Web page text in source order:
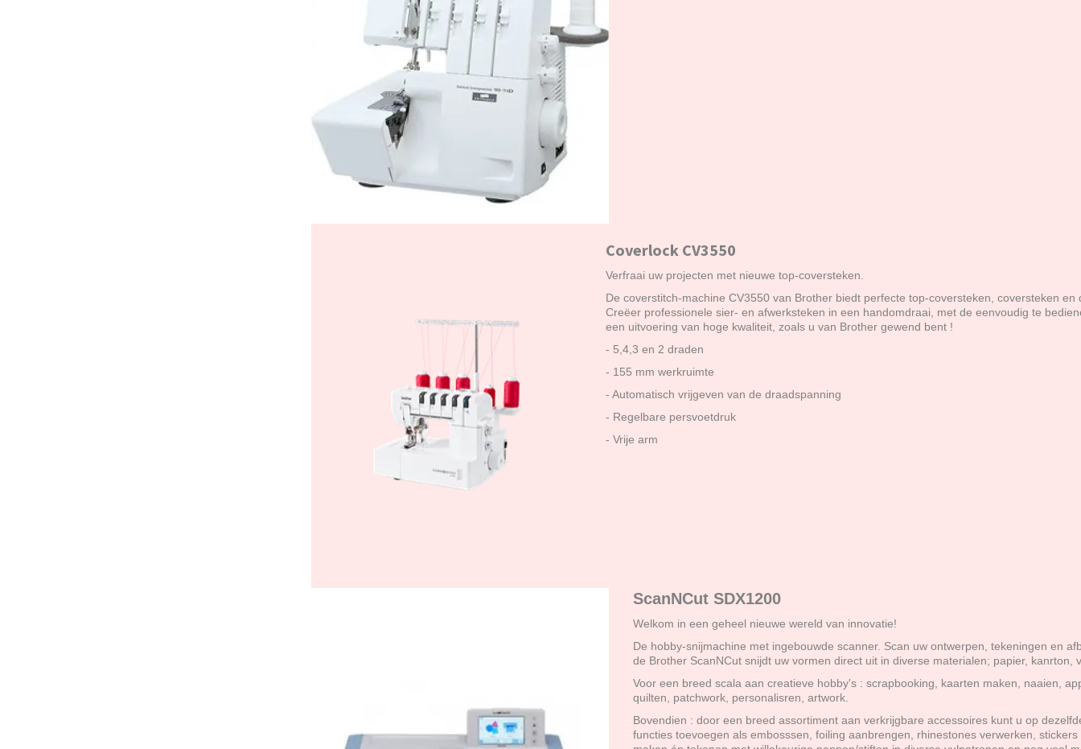
Coverlock CV3550
Verfraai uw projecten met nieuwe top-coversteken.
De coverstitch-machine CV3550 van Brother biedt perfecte top-coversteken, coversteken en
Creëer professionele sier- en afwerksteken in een handomdraai, met de eenvoudig te
een uitvoering van hoge kwaliteit, zoals u van Brother gewend bent !
- 5,4,3 en 2 draden
- 155 mm werkruimte
- Automatisch vrijgeven van de draadspanning
- Regelbare persvoetdruk
- Vrije arm
ScanNCut SDX1200
Welkom in een geheel nieuwe wereld van innovatie!
De hobby-snijmachine met ingebouwde scanner. Scan uw ontwerpen, tekeningen en
de Brother ScanNCut snijdt uw vormen direct uit in diverse materialen; papier, kanrton,
Voor een breed scala aan creatieve hobby's : scrapbooking, kaarten maken, naaien,
quilten, patchwork, personalisren, artwork.
Bovendien : door een breed assortiment aan verkrijgbare accessoires kunt u op
functies toevoegen als embosssen, foiling aanbrengen, rhinestones verwerken,